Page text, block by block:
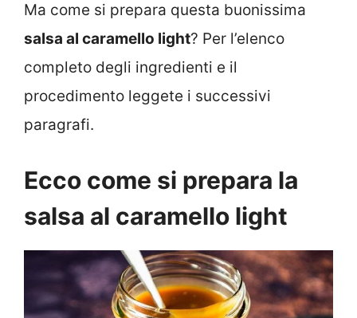
Ma come si prepara questa buonissima
salsa al caramello light? Per l’elenco
completo degli ingredienti e il
procedimento leggete i successivi
paragrafi.
Ecco come si prepara la
salsa al caramello light